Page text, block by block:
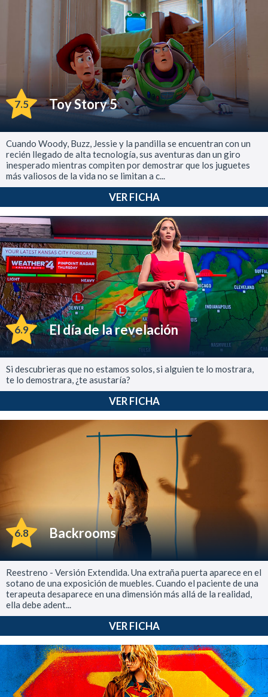
7.5 Toy Story 5
Cuando Woody, Buzz, Jessie y la pandilla se encuentran con un
recién llegado de alta tecnología, sus aventuras dan un giro
inesperado mientras compiten por demostrar que los juguetes
más valiosos de la vida no se limitan a c...
VER FICHA
6.9 El día de la revelación
Si descubrieras que no estamos solos, si alguien te lo mostrara,
te lo demostrara, ¿te asustaría?
VER FICHA
6.8 Backrooms
Reestreno - Versión Extendida. Una extraña puerta aparece en el
sotano de una exposición de muebles. Cuando el paciente de una
terapeuta desaparece en una dimensión más allá de la realidad,
ella debe adent...
VER FICHA